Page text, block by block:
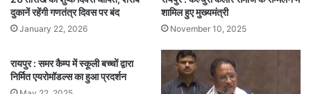
दुकानें रहेंगी गणतंत्र दिवस पर बंद
January 22, 2026
शामिल हुए मुख्यमंत्री
November 10, 2025
रायपुर : समर कैम्प में स्कूली बच्चों द्वारा
निर्मित एयरोमॉडल्स का हुआ प्रदर्शन